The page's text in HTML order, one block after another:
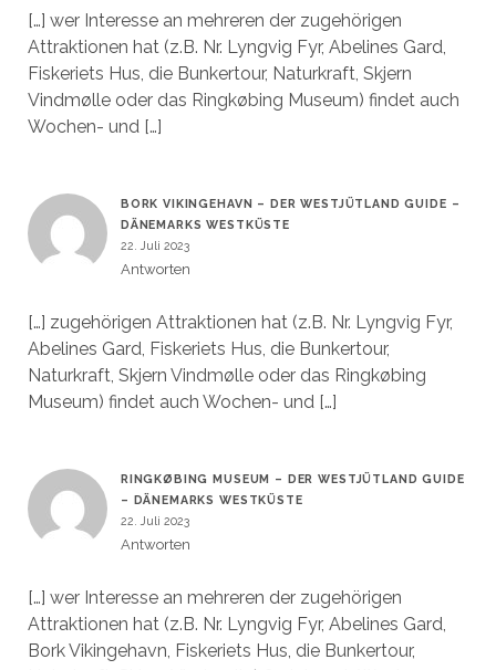
[…] wer Interesse an mehreren der zugehörigen
Attraktionen hat (z.B. Nr. Lyngvig Fyr, Abelines Gard,
Fiskeriets Hus, die Bunkertour, Naturkraft, Skjern
Vindmølle oder das Ringkøbing Museum) findet auch
Wochen- und […]
BORK VIKINGEHAVN – DER WESTJÜTLAND GUIDE –
DÄNEMARKS WESTKÜSTE
22. Juli 2023
Antworten
[…] zugehörigen Attraktionen hat (z.B. Nr. Lyngvig Fyr,
Abelines Gard, Fiskeriets Hus, die Bunkertour,
Naturkraft, Skjern Vindmølle oder das Ringkøbing
Museum) findet auch Wochen- und […]
RINGKØBING MUSEUM – DER WESTJÜTLAND GUIDE
– DÄNEMARKS WESTKÜSTE
22. Juli 2023
Antworten
[…] wer Interesse an mehreren der zugehörigen
Attraktionen hat (z.B. Nr. Lyngvig Fyr, Abelines Gard,
Bork Vikingehavn, Fiskeriets Hus, die Bunkertour,